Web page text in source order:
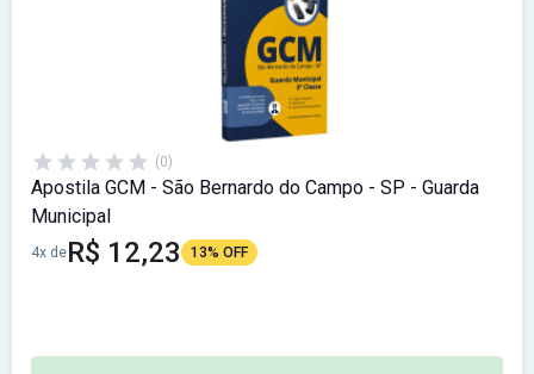
(0)
Apostila GCM - São Bernardo do Campo - SP - Guarda
Municipal
4x deR$ 12,23 13% OFF